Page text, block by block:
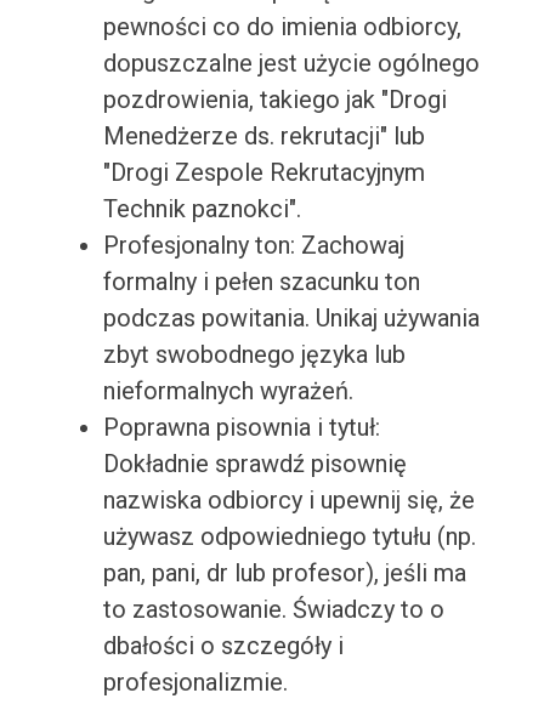
pewności co do imienia odbiorcy,
dopuszczalne jest użycie ogólnego
pozdrowienia, takiego jak "Drogi
Menedżerze ds. rekrutacji" lub
"Drogi Zespole Rekrutacyjnym
Technik paznokci".
Profesjonalny ton: Zachowaj
formalny i pełen szacunku ton
podczas powitania. Unikaj używania
zbyt swobodnego języka lub
nieformalnych wyrażeń.
Poprawna pisownia i tytuł:
Dokładnie sprawdź pisownię
nazwiska odbiorcy i upewnij się, że
używasz odpowiedniego tytułu (np.
pan, pani, dr lub profesor), jeśli ma
to zastosowanie. Świadczy to o
dbałości o szczegóły i
profesjonalizmie.